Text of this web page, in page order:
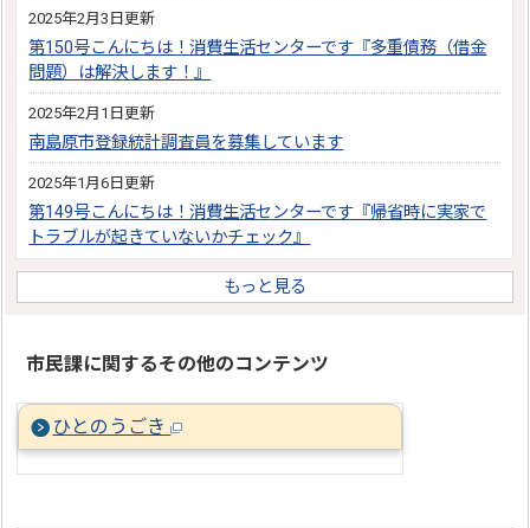
2025年2月3日更新
第150号こんにちは！消費生活センターです『多重債務（借金
問題）は解決します！』
2025年2月1日更新
南島原市登録統計調査員を募集しています
2025年1月6日更新
第149号こんにちは！消費生活センターです『帰省時に実家で
トラブルが起きていないかチェック』
もっと見る
市民課に関するその他のコンテンツ
ひとのうごき